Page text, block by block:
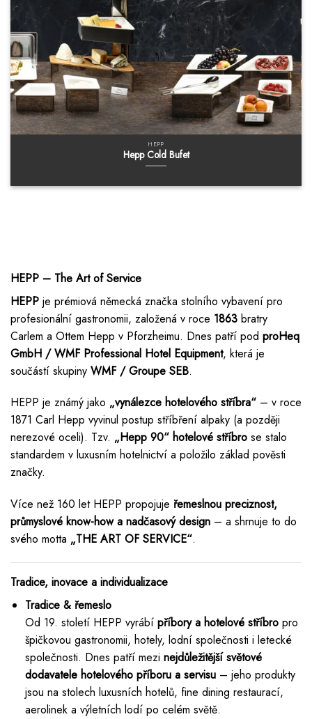
HEPP
Hepp Cold Bufet
HEPP – The Art of Service
HEPP je prémiová německá značka stolního vybavení pro
profesionální gastronomii, založená v roce 1863 bratry
Carlem a Ottem Hepp v Pforzheimu. Dnes patří pod proHeq
GmbH / WMF Professional Hotel Equipment, která je
součástí skupiny WMF / Groupe SEB.
HEPP je známý jako „vynálezce hotelového stříbra“ – v roce
1871 Carl Hepp vyvinul postup stříbření alpaky (a později
nerezové oceli). Tzv. „Hepp 90“ hotelové stříbro se stalo
standardem v luxusním hotelnictví a položilo základ pověsti
značky.
Více než 160 let HEPP propojuje řemeslnou preciznost,
průmyslové know-how a nadčasový design – a shrnuje to do
svého motta „THE ART OF SERVICE“.
Tradice, inovace a individualizace
Tradice & řemeslo
Od 19. století HEPP vyrábí příbory a hotelové stříbropro
špičkovou gastronomii, hotely, lodní společnosti i letecké
společnosti. Dnes patří mezi nejdůležitější světové
dodavatele hotelového příboru a servisu– jeho produkty
jsou na stolech luxusních hotelů, fine dining restaurací,
aerolinek a výletních lodí po celém světě.